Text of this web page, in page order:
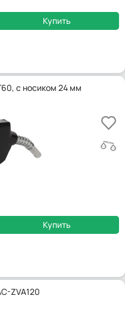
Купить
с носиком 24 мм
Купить
ZVA120